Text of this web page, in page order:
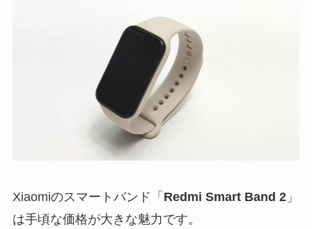
Xiaomiのスマートバンド「 Redmi Smart Band 2」
は手頃な価格が大きな魅力です。